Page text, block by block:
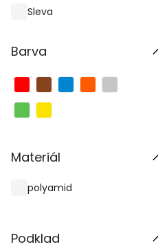
Sleva
Barva
Materiál
polyamid
Podklad